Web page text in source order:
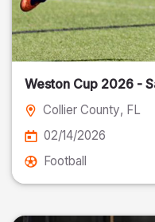
Weston Cup 2026 -
Collier County, FL
02/14/2026
Football